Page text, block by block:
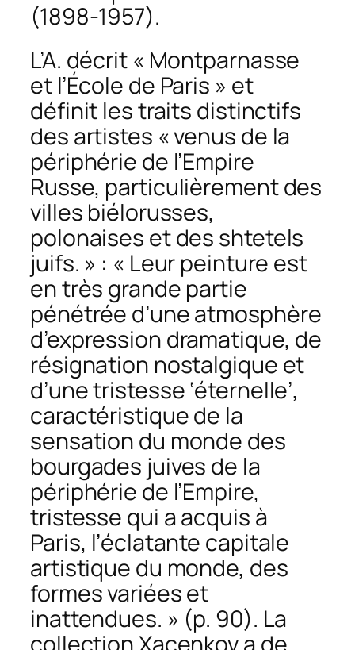
(1898-1957).
L’A. décrit « Montparnasse
et l’École de Paris » et
définit les traits distinctifs
des artistes « venus de la
périphérie de l’Empire
Russe, particulièrement des
villes biélorusses,
polonaises et des shtetels
juifs. » : « Leur peinture est
en très grande partie
pénétrée d’une atmosphère
d’expression dramatique, de
résignation nostalgique et
d’une tristesse ‘éternelle’,
caractéristique de la
sensation du monde des
bourgades juives de la
périphérie de l’Empire,
tristesse qui a acquis à
Paris, l’éclatante capitale
artistique du monde, des
formes variées et
inattendues. » (p. 90). La